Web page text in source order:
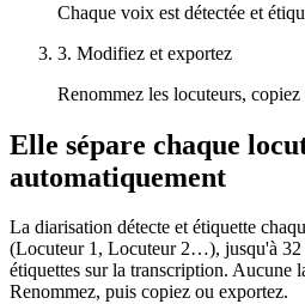
Chaque voix est détectée et
3. Modifiez et exportez
Renommez les locuteurs,
Elle sépare chaque
automatiquement
La diarisation détecte et étiquette
(Locuteur 1, Locuteur 2…), jusqu'à 32
étiquettes sur la transcription. Aucune
Renommez, puis copiez ou exportez.